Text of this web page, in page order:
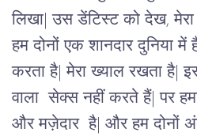
लिखा| उस डेंटिस्ट को देख,
हम दोनों एक शानदार दुनिया में
करता है| मेरा ख्याल रखता है|
वाला  सेक्स नहीं करते हैं| पर
और मज़ेदार  है| और हम दोनों